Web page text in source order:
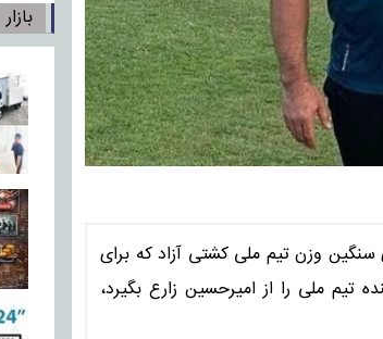
سنگین وزن تیم ملی کشتی آزاد که برای
ملی را از امیرحسین زارع بگیرد،
بازار